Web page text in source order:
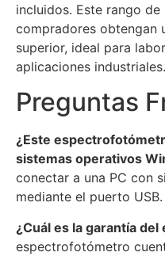
incluidos. Este rango
compradores obtengan
superior, ideal para
aplicaciones industriales.
Preguntas
¿Este
sistemas operativos
conectar a una PC con
mediante el puerto USB.
¿Cuál es la garantía
espectrofotómetro